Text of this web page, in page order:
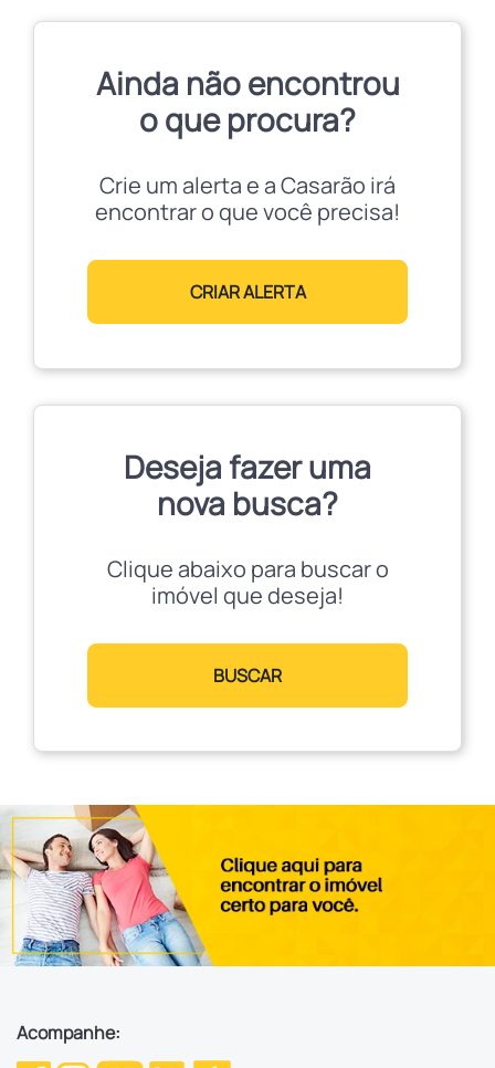
Ainda não encontrou
o que procura?
Crie um alerta e a Casarão irá
encontrar o que você precisa!
CRIAR ALERTA
Deseja fazer uma
nova busca?
Clique abaixo para buscar o
imóvel que deseja!
BUSCAR
Acompanhe: